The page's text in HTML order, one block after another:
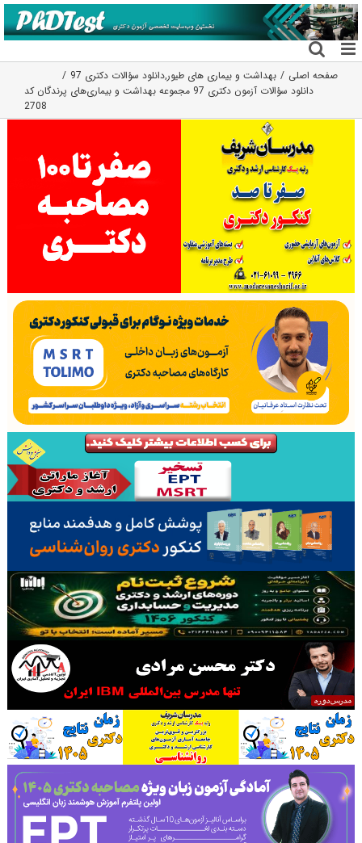
رفتن
به
محتوا
صفحه اصلی بهداشت و بیماری های طیور,دانلود سؤالات دکتری 97
دانلود سؤالات آزمون دکتری 97 مجموعه بهداشت و بیماری‌های پرندگان کد
2708